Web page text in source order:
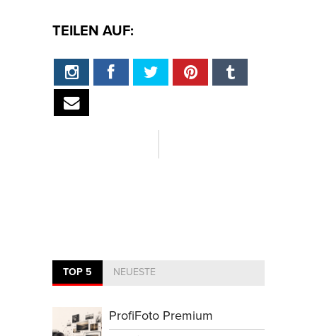
TEILEN AUF:
TOP 5 NEUESTE
ProfiFoto Premium